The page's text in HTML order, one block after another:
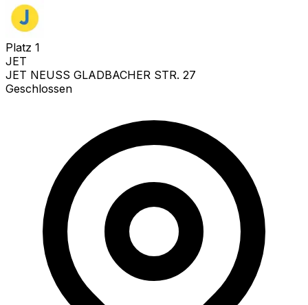
Platz 1
JET
JET NEUSS GLADBACHER STR. 27
Geschlossen